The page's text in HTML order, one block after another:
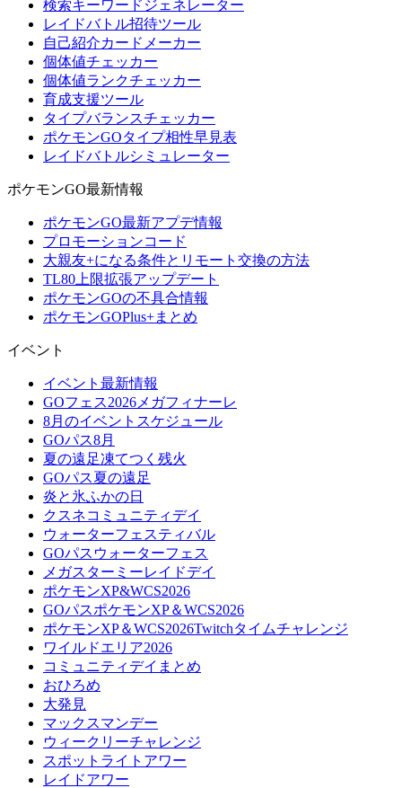
検索キーワードジェネレーター
レイドバトル招待ツール
自己紹介カードメーカー
個体値チェッカー
個体値ランクチェッカー
育成支援ツール
タイプバランスチェッカー
ポケモンGOタイプ相性早見表
レイドバトルシミュレーター
ポケモンGO最新情報
ポケモンGO最新アプデ情報
プロモーションコード
大親友+になる条件とリモート交換の方法
TL80上限拡張アップデート
ポケモンGOの不具合情報
ポケモンGOPlus+まとめ
イベント
イベント最新情報
GOフェス2026メガフィナーレ
8月のイベントスケジュール
GOパス8月
夏の遠足凍てつく残火
GOパス夏の遠足
炎と氷ふかの日
クスネコミュニティデイ
ウォーターフェスティバル
GOパスウォーターフェス
メガスターミーレイドデイ
ポケモンXP&WCS2026
GOパスポケモンXP＆WCS2026
ポケモンXP＆WCS2026Twitchタイムチャレンジ
ワイルドエリア2026
コミュニティデイまとめ
おひろめ
大発見
マックスマンデー
ウィークリーチャレンジ
スポットライトアワー
レイドアワー